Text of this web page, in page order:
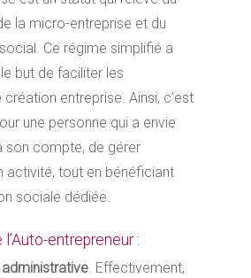
la micro-entreprise et du
Ce régime simplifié a
but de faciliter les
entreprise. Ainsi, c’est
une personne qui a envie
son compte, de gérer
activité, tout en bénéficiant
sociale dédiée.
entrepreneur :
. Effectivement,